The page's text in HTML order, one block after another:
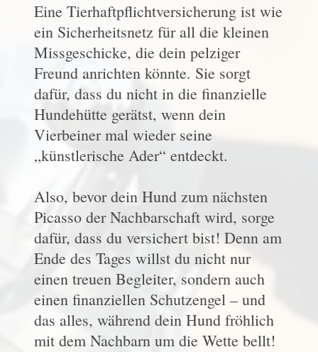
Eine Tierhaftpflichtversicherung ist wie
ein Sicherheitsnetz für all die kleinen
Missgeschicke, die dein pelziger
Freund anrichten könnte. Sie sorgt
dafür, dass du nicht in die finanzielle
Hundehütte gerätst, wenn dein
Vierbeiner mal wieder seine
„künstlerische Ader“ entdeckt.
Also, bevor dein Hund zum nächsten
Picasso der Nachbarschaft wird, sorge
dafür, dass du versichert bist! Denn am
Ende des Tages willst du nicht nur
einen treuen Begleiter, sondern auch
einen finanziellen Schutzengel – und
das alles, während dein Hund fröhlich
mit dem Nachbarn um die Wette bellt!